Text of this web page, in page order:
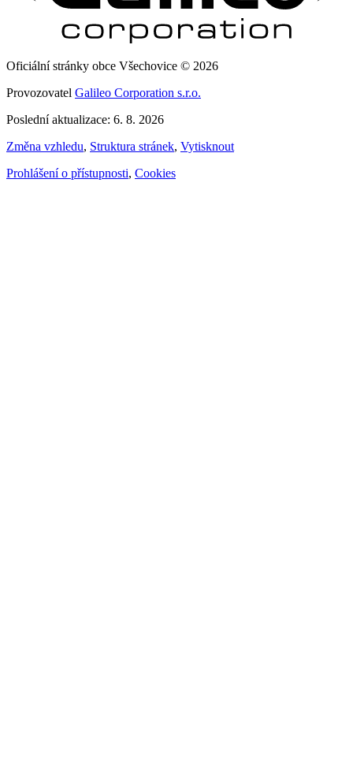
Oficiální stránky obce Všechovice © 2026
Provozovatel Galileo Corporation s.r.o.
Poslední aktualizace: 6. 8. 2026
Změna vzhledu, Struktura stránek, Vytisknout
Prohlášení o přístupnosti, Cookies